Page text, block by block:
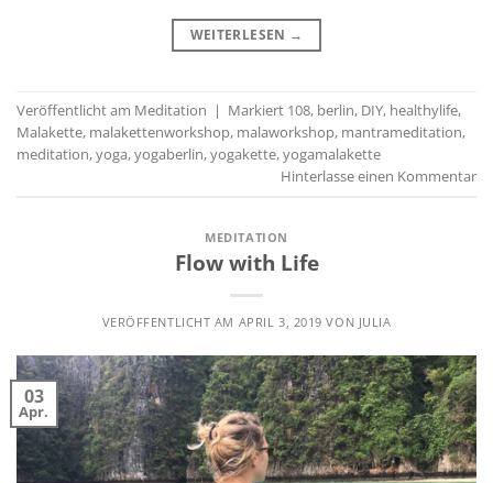
WEITERLESEN →
Veröffentlicht am Meditation | Markiert 108, berlin, DIY, healthylife,
Malakette, malakettenworkshop, malaworkshop, mantrameditation,
meditation,yoga,yogaberlin,yogakette,yogamalakette
Hinterlasse einen Kommentar
MEDITATION
Flow with Life
VERÖFFENTLICHT AM APRIL 3, 2019 VON JULIA
03
Apr.